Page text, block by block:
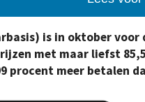
is in oktober voor
met maar liefst
procent meer betalen